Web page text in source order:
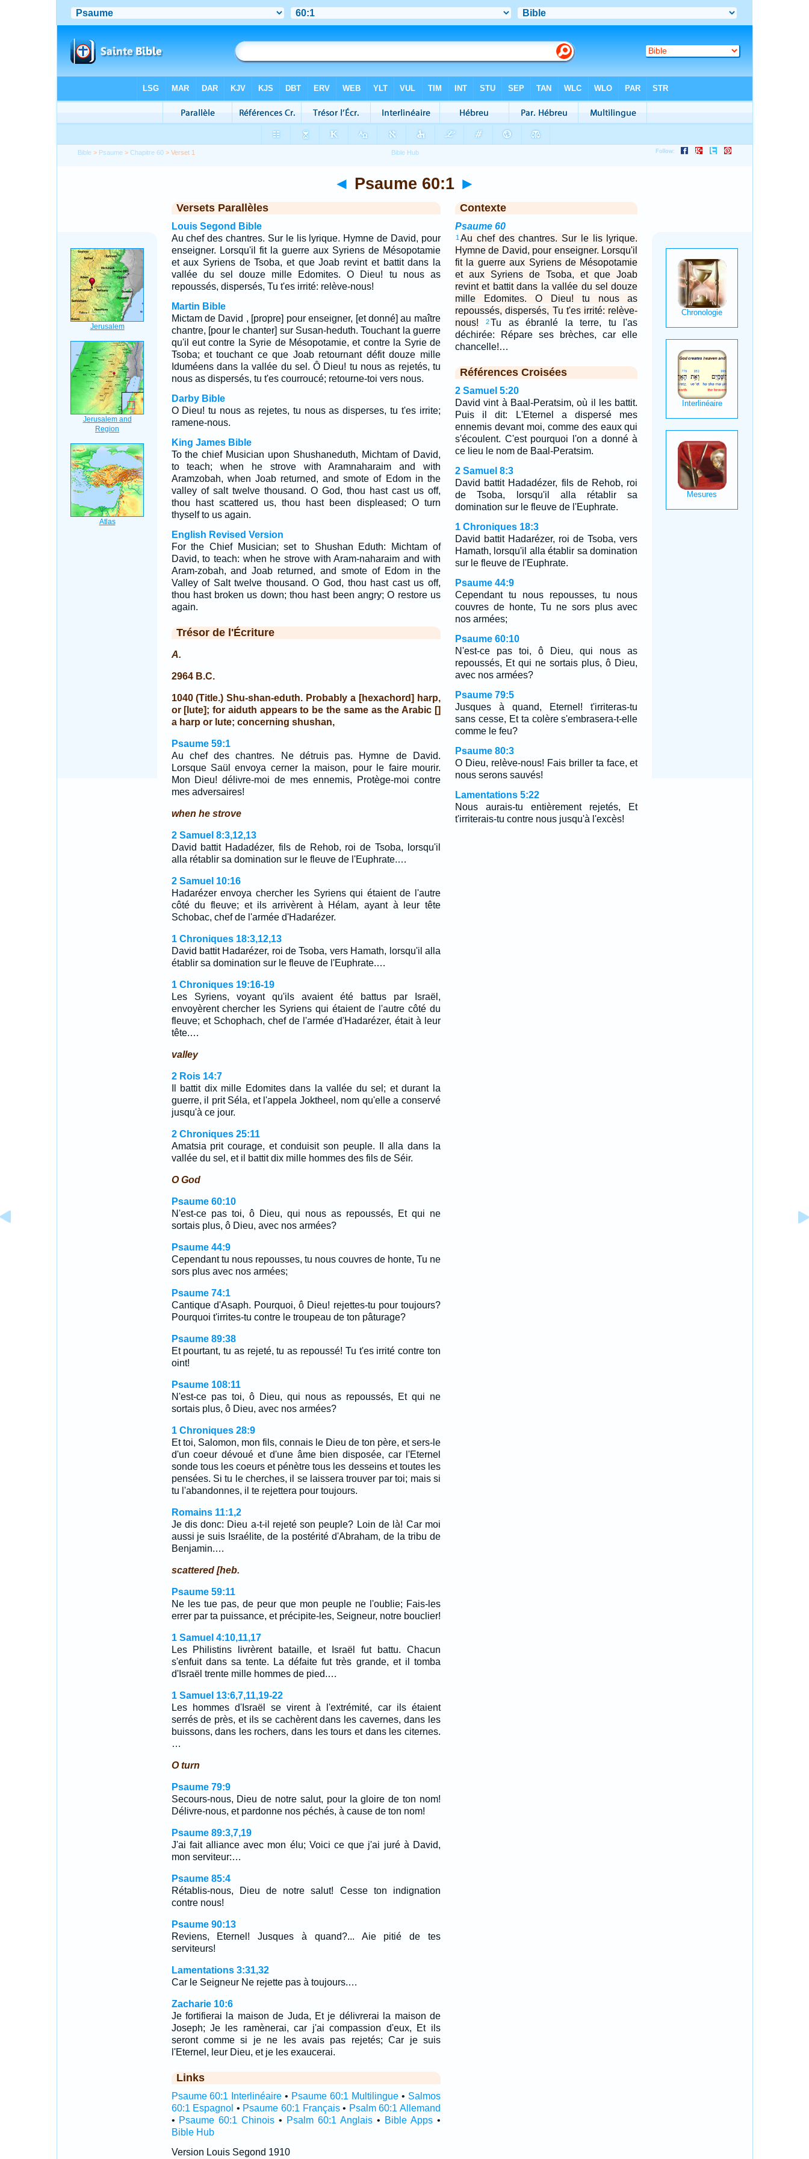
Bible > Psaume >Chapitre 60 > Verset 1
◄ Psaume 60:1 ►
Versets Parallèles
Louis Segond Bible
Au chef des chantres. Sur le lis lyrique. Hymne de David, pour
enseigner. Lorsqu'il fit la guerre aux Syriens de Mésopotamie
et aux Syriens de Tsoba, et que Joab revint et battit dans la
vallée du sel douze mille Edomites. O Dieu! tu nous as
repoussés, dispersés, Tu t'es irrité: relève-nous!
Martin Bible
Mictam de David , [propre] pour enseigner, [et donné] au maître
chantre, [pour le chanter] sur Susan-heduth. Touchant la guerre
qu'il eut contre la Syrie de Mésopotamie, et contre la Syrie de
Tsoba; et touchant ce que Joab retournant défit douze mille
Iduméens dans la vallée du sel. Ô Dieu! tu nous as rejetés, tu
nous as dispersés, tu t'es courroucé; retourne-toi vers nous.
Darby Bible
O Dieu! tu nous as rejetes, tu nous as disperses, tu t'es irrite;
ramene-nous.
King James Bible
To the chief Musician upon Shushaneduth, Michtam of David,
to teach; when he strove with Aramnaharaim and with
Aramzobah, when Joab returned, and smote of Edom in the
valley of salt twelve thousand. O God, thou hast cast us off,
thou hast scattered us, thou hast been displeased; O turn
thyself to us again.
English Revised Version
For the Chief Musician; set to Shushan Eduth: Michtam of
David, to teach: when he strove with Aram-naharaim and with
Aram-zobah, and Joab returned, and smote of Edom in the
Valley of Salt twelve thousand. O God, thou hast cast us off,
thou hast broken us down; thou hast been angry; O restore us
again.
Trésor de l'Écriture
A.
2964 B.C.
1040 (Title.) Shu-shan-eduth. Probably a [hexachord] harp,
or [lute]; for aiduth appears to be the same as the Arabic []
a harp or lute; concerning shushan,
Psaume 59:1
Au chef des chantres. Ne détruis pas. Hymne de David.
Lorsque Saül envoya cerner la maison, pour le faire mourir.
Mon Dieu! délivre-moi de mes ennemis, Protège-moi contre
mes adversaires!
when he strove
2 Samuel 8:3,12,13
David battit Hadadézer, fils de Rehob, roi de Tsoba, lorsqu'il
alla rétablir sa domination sur le fleuve de l'Euphrate.…
2 Samuel 10:16
Hadarézer envoya chercher les Syriens qui étaient de l'autre
côté du fleuve; et ils arrivèrent à Hélam, ayant à leur tête
Schobac, chef de l'armée d'Hadarézer.
1 Chroniques 18:3,12,13
David battit Hadarézer, roi de Tsoba, vers Hamath, lorsqu'il alla
établir sa domination sur le fleuve de l'Euphrate.…
1 Chroniques 19:16-19
Les Syriens, voyant qu'ils avaient été battus par Israël,
envoyèrent chercher les Syriens qui étaient de l'autre côté du
fleuve; et Schophach, chef de l'armée d'Hadarézer, était à leur
tête.…
valley
2 Rois 14:7
Il battit dix mille Edomites dans la vallée du sel; et durant la
guerre, il prit Séla, et l'appela Joktheel, nom qu'elle a conservé
jusqu'à ce jour.
2 Chroniques 25:11
Amatsia prit courage, et conduisit son peuple. Il alla dans la
vallée du sel, et il battit dix mille hommes des fils de Séir.
O God
Psaume 60:10
N'est-ce pas toi, ô Dieu, qui nous as repoussés, Et qui ne
sortais plus, ô Dieu, avec nos armées?
Psaume 44:9
Cependant tu nous repousses, tu nous couvres de honte, Tu ne
sors plus avec nos armées;
Psaume 74:1
Cantique d'Asaph. Pourquoi, ô Dieu! rejettes-tu pour toujours?
Pourquoi t'irrites-tu contre le troupeau de ton pâturage?
Psaume 89:38
Et pourtant, tu as rejeté, tu as repoussé! Tu t'es irrité contre ton
oint!
Psaume 108:11
N'est-ce pas toi, ô Dieu, qui nous as repoussés, Et qui ne
sortais plus, ô Dieu, avec nos armées?
1 Chroniques 28:9
Et toi, Salomon, mon fils, connais le Dieu de ton père, et sers-le
d'un coeur dévoué et d'une âme bien disposée, car l'Eternel
sonde tous les coeurs et pénètre tous les desseins et toutes les
pensées. Si tu le cherches, il se laissera trouver par toi; mais si
tu l'abandonnes, il te rejettera pour toujours.
Romains 11:1,2
Je dis donc: Dieu a-t-il rejeté son peuple? Loin de là! Car moi
aussi je suis Israélite, de la postérité d'Abraham, de la tribu de
Benjamin.…
scattered [heb.
Psaume 59:11
Ne les tue pas, de peur que mon peuple ne l'oublie; Fais-les
errer par ta puissance, et précipite-les, Seigneur, notre bouclier!
1 Samuel 4:10,11,17
Les Philistins livrèrent bataille, et Israël fut battu. Chacun
s'enfuit dans sa tente. La défaite fut très grande, et il tomba
d'Israël trente mille hommes de pied.…
1 Samuel 13:6,7,11,19-22
Les hommes d'Israël se virent à l'extrémité, car ils étaient
serrés de près, et ils se cachèrent dans les cavernes, dans les
buissons, dans les rochers, dans les tours et dans les citernes.
…
O turn
Psaume 79:9
Secours-nous, Dieu de notre salut, pour la gloire de ton nom!
Délivre-nous, et pardonne nos péchés, à cause de ton nom!
Psaume 89:3,7,19
J'ai fait alliance avec mon élu; Voici ce que j'ai juré à David,
mon serviteur:…
Psaume 85:4
Rétablis-nous, Dieu de notre salut! Cesse ton indignation
contre nous!
Psaume 90:13
Reviens, Eternel! Jusques à quand?... Aie pitié de tes
serviteurs!
Lamentations 3:31,32
Car le Seigneur Ne rejette pas à toujours.…
Zacharie 10:6
Je fortifierai la maison de Juda, Et je délivrerai la maison de
Joseph; Je les ramènerai, car j'ai compassion d'eux, Et ils
seront comme si je ne les avais pas rejetés; Car je suis
l'Eternel, leur Dieu, et je les exaucerai.
Links
Psaume 60:1 Interlinéaire • Psaume 60:1 Multilingue • Salmos
60:1 Espagnol • Psaume 60:1 Français• Psalm 60:1 Allemand
• Psaume 60:1 Chinois • Psalm 60:1 Anglais • Bible Apps •
Bible Hub
Version Louis Segond 1910
Contexte
Psaume 60
1 Au chef des chantres. Sur le lis lyrique.
Hymne de David, pour enseigner. Lorsqu'il
fit la guerre aux Syriens de Mésopotamie
et aux Syriens de Tsoba, et que Joab
revint et battit dans la vallée du sel douze
mille Edomites. O Dieu! tu nous as
repoussés, dispersés, Tu t'es irrité: relève-
nous!
2 Tu as ébranlé la terre, tu l'as
déchirée: Répare ses brèches, car elle
chancelle!…
Références Croisées
2 Samuel 5:20
David vint à Baal-Peratsim, où il les battit.
Puis il dit: L'Eternel a dispersé mes
ennemis devant moi, comme des eaux qui
s'écoulent. C'est pourquoi l'on a donné à
ce lieu le nom de Baal-Peratsim.
2 Samuel 8:3
David battit Hadadézer, fils de Rehob, roi
de Tsoba, lorsqu'il alla rétablir sa
domination sur le fleuve de l'Euphrate.
1 Chroniques 18:3
David battit Hadarézer, roi de Tsoba, vers
Hamath, lorsqu'il alla établir sa domination
sur le fleuve de l'Euphrate.
Psaume 44:9
Cependant tu nous repousses, tu nous
couvres de honte, Tu ne sors plus avec
nos armées;
Psaume 60:10
N'est-ce pas toi, ô Dieu, qui nous as
repoussés, Et qui ne sortais plus, ô Dieu,
avec nos armées?
Psaume 79:5
Jusques à quand, Eternel! t'irriteras-tu
sans cesse, Et ta colère s'embrasera-t-elle
comme le feu?
Psaume 80:3
O Dieu, relève-nous! Fais briller ta face, et
nous serons sauvés!
Lamentations 5:22
Nous aurais-tu entièrement rejetés, Et
t'irriterais-tu contre nous jusqu'à l'excès!